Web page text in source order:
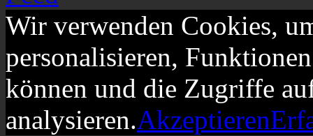
Wir verwenden Cookies,
personalisieren,
können und die Zugriffe
analysieren.Akzeptieren